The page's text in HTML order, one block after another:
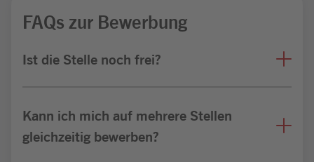
FAQs zur Bewerbung
Ist die Stelle noch frei?
Kann ich mich auf mehrere Stellen
gleichzeitig bewerben?